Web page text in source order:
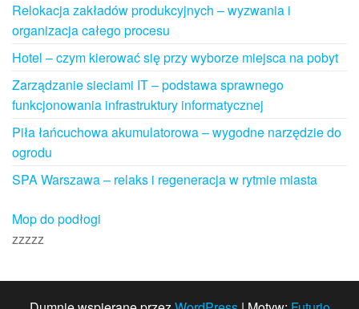
Relokacja zakładów produkcyjnych – wyzwania i
organizacja całego procesu
Hotel – czym kierować się przy wyborze miejsca na pobyt
Zarządzanie sieciami IT – podstawa sprawnego
funkcjonowania infrastruktury informatycznej
Piła łańcuchowa akumulatorowa – wygodne narzędzie do
ogrodu
SPA Warszawa – relaks i regeneracja w rytmie miasta
Mop do podłogi
zzzzz